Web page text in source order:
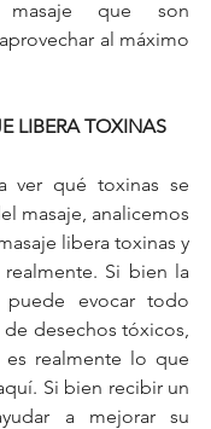
masaje que son
al máximo
LIBERA TOXINAS
ver qué toxinas se
masaje, analicemos
libera toxinas y
Si bien la
evocar todo
desechos tóxicos,
realmente lo que
Si bien recibir un
a mejorar su